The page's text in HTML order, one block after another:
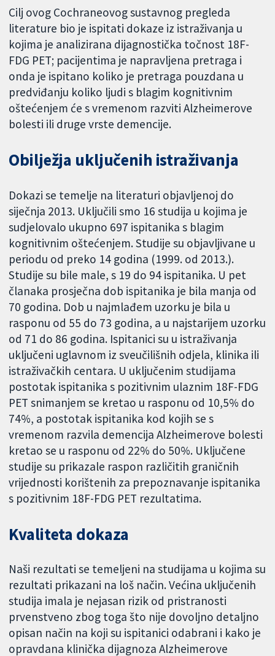
Cilj ovog Cochraneovog sustavnog pregleda
literature bio je ispitati dokaze iz istraživanja u
kojima je analizirana dijagnostička točnost 18F-
FDG PET; pacijentima je napravljena pretraga i
onda je ispitano koliko je pretraga pouzdana u
predviđanju koliko ljudi s blagim kognitivnim
oštećenjem će s vremenom razviti Alzheimerove
bolesti ili druge vrste demencije.
Obilježja uključenih istraživanja
Dokazi se temelje na literaturi objavljenoj do
siječnja 2013. Uključili smo 16 studija u kojima je
sudjelovalo ukupno 697 ispitanika s blagim
kognitivnim oštećenjem. Studije su objavljivane u
periodu od preko 14 godina (1999. od 2013.).
Studije su bile male, s 19 do 94 ispitanika. U pet
članaka prosječna dob ispitanika je bila manja od
70 godina. Dob u najmlađem uzorku je bila u
rasponu od 55 do 73 godina, a u najstarijem uzorku
od 71 do 86 godina. Ispitanici su u istraživanja
uključeni uglavnom iz sveučilišnih odjela, klinika ili
istraživačkih centara. U uključenim studijama
postotak ispitanika s pozitivnim ulaznim 18F-FDG
PET snimanjem se kretao u rasponu od 10,5% do
74%, a postotak ispitanika kod kojih se s
vremenom razvila demencija Alzheimerove bolesti
kretao se u rasponu od 22% do 50%. Uključene
studije su prikazale raspon različitih graničnih
vrijednosti korištenih za prepoznavanje ispitanika
s pozitivnim 18F-FDG PET rezultatima.
Kvaliteta dokaza
Naši rezultati se temeljeni na studijama u kojima su
rezultati prikazani na loš način. Većina uključenih
studija imala je nejasan rizik od pristranosti
prvenstveno zbog toga što nije dovoljno detaljno
opisan način na koji su ispitanici odabrani i kako je
opravdana klinička dijagnoza Alzheimerove